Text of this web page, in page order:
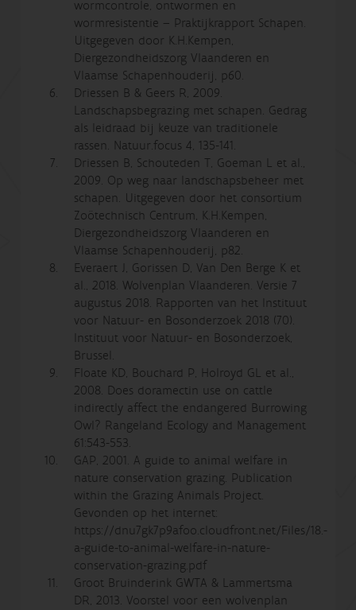
wormcontrole, ontwormen en
wormresistentie – Praktijkrapport Schapen.
Uitgegeven door K.H.Kempen,
Diergezondheidszorg Vlaanderen en
Vlaamse Schapenhouderij, p60.
Driessen B & Geers R, 2009.
Landschapsbegrazing met schapen. Gedrag
als leidraad bij keuze van traditionele
rassen. Natuur.focus 4, 135-141.
Driessen B, Schouteden T, Goeman L et al.,
2009. Op weg naar landschapsbeheer met
schapen. Uitgegeven door het consortium
Zoötechnisch Centrum, K.H.Kempen,
Diergezondheidszorg Vlaanderen en
Vlaamse Schapenhouderij, p82.
Everaert J, Gorissen D, Van Den Berge K et
al., 2018. Wolvenplan Vlaanderen. Versie 7
augustus 2018. Rapporten van het Instituut
voor Natuur- en Bosonderzoek 2018 (70).
Instituut voor Natuur- en Bosonderzoek,
Brussel.
Floate KD, Bouchard P, Holroyd GL et al.,
2008. Does doramectin use on cattle
indirectly affect the endangered Burrowing
Owl? Rangeland Ecology and Management
61:543-553.
GAP, 2001. A guide to animal welfare in
nature conservation grazing. Publication
within the Grazing Animals Project.
Gevonden op het internet:
https://dnu7gk7p9afoo.cloudfront.net/Files/18.-
a-guide-to-animal-welfare-in-nature-
conservation-grazing.pdf
Groot Bruinderink GWTA & Lammertsma
DR, 2013. Voorstel voor een wolvenplan